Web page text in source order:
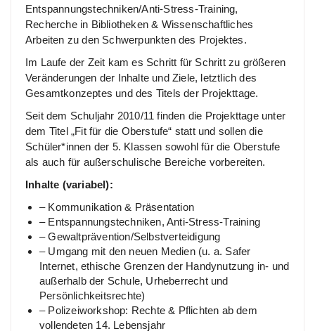
Entspannungstechniken/Anti-Stress-Training,
Recherche in Bibliotheken & Wissenschaftliches
Arbeiten zu den Schwerpunkten des Projektes.
Im Laufe der Zeit kam es Schritt für Schritt zu größeren
Veränderungen der Inhalte und Ziele, letztlich des
Gesamtkonzeptes und des Titels der Projekttage.
Seit dem Schuljahr 2010/11 finden die Projekttage unter
dem Titel „Fit für die Oberstufe“ statt und sollen die
Schüler*innen der 5. Klassen sowohl für die Oberstufe
als auch für außerschulische Bereiche vorbereiten.
Inhalte (variabel):
– Kommunikation & Präsentation
– Entspannungstechniken, Anti-Stress-Training
– Gewaltprävention/Selbstverteidigung
– Umgang mit den neuen Medien (u. a. Safer
Internet, ethische Grenzen der Handynutzung in- und
außerhalb der Schule, Urheberrecht und
Persönlichkeitsrechte)
– Polizeiworkshop: Rechte & Pflichten ab dem
vollendeten 14. Lebensjahr